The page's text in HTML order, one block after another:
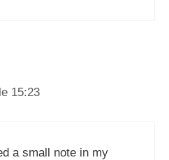
15:23
a small note in my